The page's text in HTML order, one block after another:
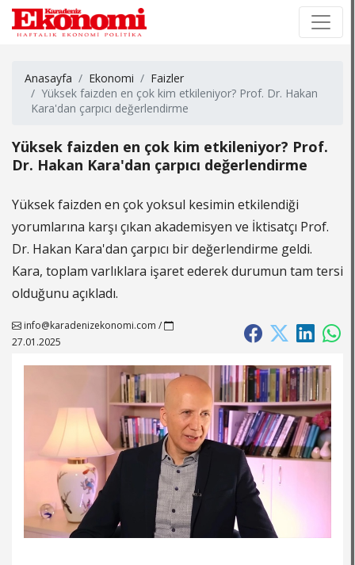
Anasayfa Ekonomi
Faizler
Yüksek faizden en çok kim etkileniyor? Prof. Dr. Hakan
Kara'dan çarpıcı değerlendirme
Yüksek faizden en çok kim etkileniyor? Prof.
Dr. Hakan Kara'dan çarpıcı değerlendirme
Yüksek faizden en çok yoksul kesimin etkilendiği
yorumlarına karşı çıkan akademisyen ve İktisatçı Prof.
Dr. Hakan Kara'dan çarpıcı bir değerlendirme geldi.
Kara, toplam varlıklara işaret ederek durumun tam tersi
olduğunu açıkladı.
info@karadenizekonomi.com /
27.01.2025
×
×